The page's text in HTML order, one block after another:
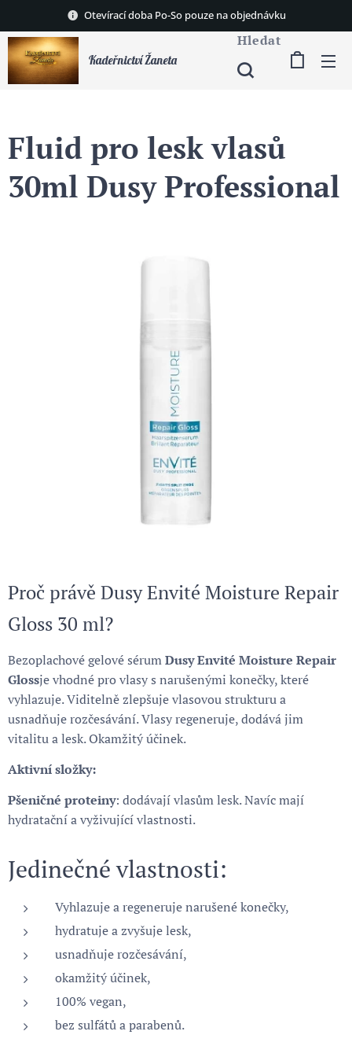
Otevírací doba Po-So pouze na objednávku
Kadeřnictví Žaneta
Hledat
Fluid pro lesk vlasů
30ml Dusy Professional
Proč právě Dusy Envité Moisture Repair
Gloss 30 ml?
Bezoplachové gelové sérumDusy Envité Moisture Repair
Glossje vhodné pro vlasy s narušenými konečky, které
vyhlazuje. Viditelně zlepšuje vlasovou strukturu a
usnadňuje rozčesávání. Vlasy regeneruje, dodává jim
vitalitu a lesk. Okamžitý účinek.
Aktivní složky:
Pšeničné proteiny: dodávají vlasům lesk. Navíc mají
hydratační a vyživující vlastnosti.
Jedinečné vlastnosti:
Vyhlazuje a regeneruje narušené konečky,
hydratuje a zvyšuje lesk,
usnadňuje rozčesávání,
okamžitý účinek,
100% vegan,
bez sulfátů a parabenů.